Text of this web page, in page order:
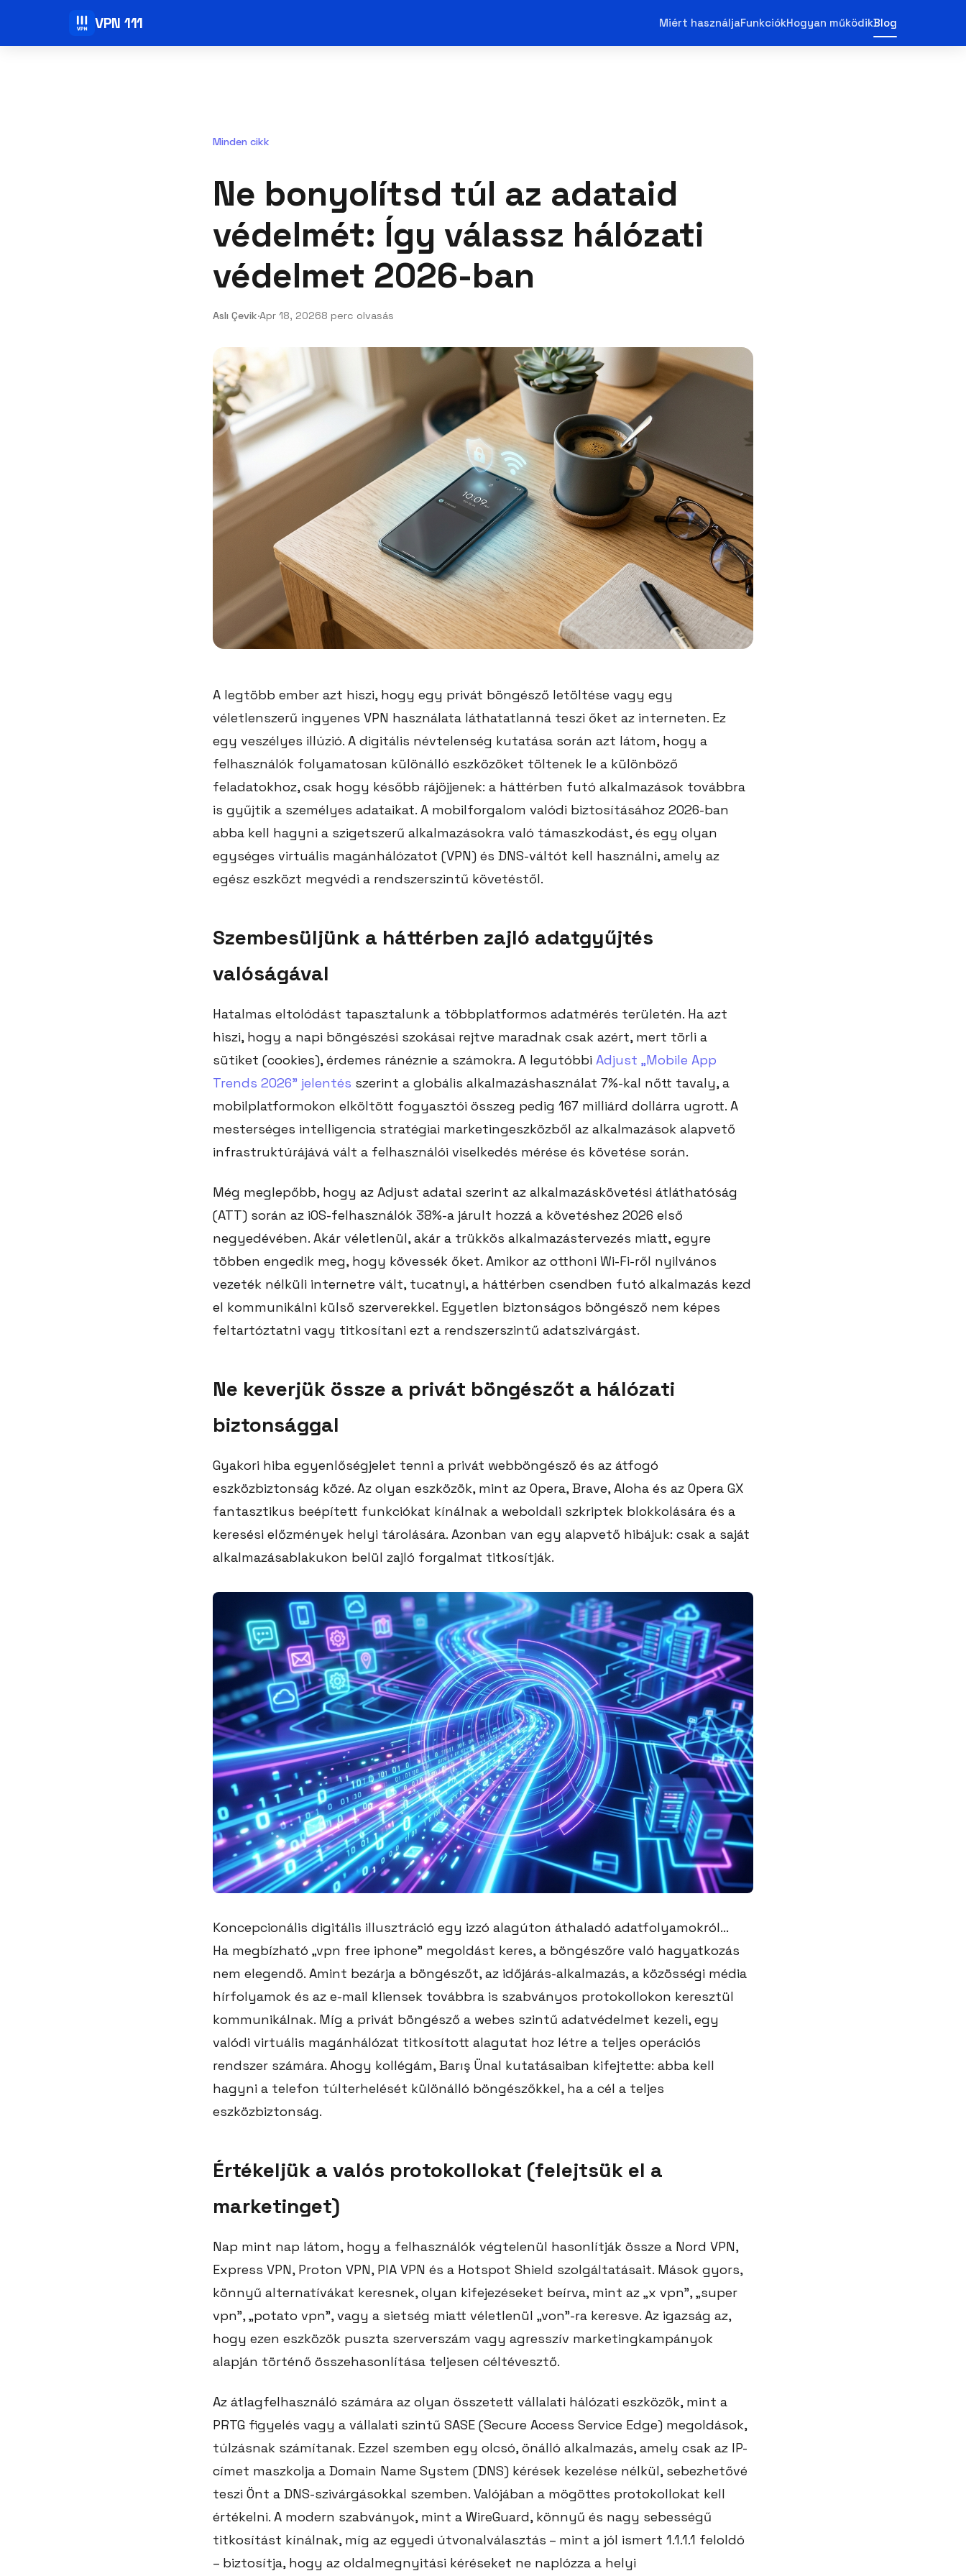
VPN 111 Miért használjaFunkciókHogyan működikBlog
Minden cikk
Ne bonyolítsd túl az adataid
védelmét: Így válassz hálózati
védelmet 2026-ban
Aslı Çevik·Apr 18, 20268 perc olvasás
A legtöbb ember azt hiszi, hogy egy privát böngésző letöltése vagy egy
véletlenszerű ingyenes VPN használata láthatatlanná teszi őket az interneten. Ez
egy veszélyes illúzió. A digitális névtelenség kutatása során azt látom, hogy a
felhasználók folyamatosan különálló eszközöket töltenek le a különböző
feladatokhoz, csak hogy később rájöjjenek: a háttérben futó alkalmazások továbbra
is gyűjtik a személyes adataikat. A mobilforgalom valódi biztosításához 2026-ban
abba kell hagyni a szigetszerű alkalmazásokra való támaszkodást, és egy olyan
egységes virtuális magánhálózatot (VPN) és DNS-váltót kell használni, amely az
egész eszközt megvédi a rendszerszintű követéstől.
Szembesüljünk a háttérben zajló adatgyűjtés
valóságával
Hatalmas eltolódást tapasztalunk a többplatformos adatmérés területén. Ha azt
hiszi, hogy a napi böngészési szokásai rejtve maradnak csak azért, mert törli a
sütiket (cookies), érdemes ránéznie a számokra. A legutóbbi Adjust „Mobile App
Trends 2026” jelentés szerint a globális alkalmazáshasználat 7%-kal nőtt tavaly, a
mobilplatformokon elköltött fogyasztói összeg pedig 167 milliárd dollárra ugrott. A
mesterséges intelligencia stratégiai marketingeszközből az alkalmazások alapvető
infrastruktúrájává vált a felhasználói viselkedés mérése és követése során.
Még meglepőbb, hogy az Adjust adatai szerint az alkalmazáskövetési átláthatóság
(ATT) során az iOS-felhasználók 38%-a járult hozzá a követéshez 2026 első
negyedévében. Akár véletlenül, akár a trükkös alkalmazástervezés miatt, egyre
többen engedik meg, hogy kövessék őket. Amikor az otthoni Wi-Fi-ről nyilvános
vezeték nélküli internetre vált, tucatnyi, a háttérben csendben futó alkalmazás kezd
el kommunikálni külső szerverekkel. Egyetlen biztonságos böngésző nem képes
feltartóztatni vagy titkosítani ezt a rendszerszintű adatszivárgást.
Ne keverjük össze a privát böngészőt a hálózati
biztonsággal
Gyakori hiba egyenlőségjelet tenni a privát webböngésző és az átfogó
eszközbiztonság közé. Az olyan eszközök, mint az Opera, Brave, Aloha és az Opera GX
fantasztikus beépített funkciókat kínálnak a weboldali szkriptek blokkolására és a
keresési előzmények helyi tárolására. Azonban van egy alapvető hibájuk: csak a saját
alkalmazásablakukon belül zajló forgalmat titkosítják.
Koncepcionális digitális illusztráció egy izzó alagúton áthaladó adatfolyamokról...
Ha megbízható „vpn free iphone” megoldást keres, a böngészőre való hagyatkozás
nem elegendő. Amint bezárja a böngészőt, az időjárás-alkalmazás, a közösségi média
hírfolyamok és az e-mail kliensek továbbra is szabványos protokollokon keresztül
kommunikálnak. Míg a privát böngésző a webes szintű adatvédelmet kezeli, egy
valódi virtuális magánhálózat titkosított alagutat hoz létre a teljes operációs
rendszer számára. Ahogy kollégám, Barış Ünal kutatásaiban kifejtette: abba kell
hagyni a telefon túlterhelését különálló böngészőkkel, ha a cél a teljes
eszközbiztonság.
Értékeljük a valós protokollokat (felejtsük el a
marketinget)
Nap mint nap látom, hogy a felhasználók végtelenül hasonlítják össze a Nord VPN,
Express VPN, Proton VPN, PIA VPN és a Hotspot Shield szolgáltatásait. Mások gyors,
könnyű alternatívákat keresnek, olyan kifejezéseket beírva, mint az „x vpn”, „super
vpn”, „potato vpn”, vagy a sietség miatt véletlenül „von”-ra keresve. Az igazság az,
hogy ezen eszközök puszta szerverszám vagy agresszív marketingkampányok
alapján történő összehasonlítása teljesen céltévesztő.
Az átlagfelhasználó számára az olyan összetett vállalati hálózati eszközök, mint a
PRTG figyelés vagy a vállalati szintű SASE (Secure Access Service Edge) megoldások,
túlzásnak számítanak. Ezzel szemben egy olcsó, önálló alkalmazás, amely csak az IP-
címet maszkolja a Domain Name System (DNS) kérések kezelése nélkül, sebezhetővé
teszi Önt a DNS-szivárgásokkal szemben. Valójában a mögöttes protokollokat kell
értékelni. A modern szabványok, mint a WireGuard, könnyű és nagy sebességű
titkosítást kínálnak, míg az egyedi útvonalválasztás – mint a jól ismert 1.1.1.1 feloldó
– biztosítja, hogy az oldalmegnyitási kéréseket ne naplózza a helyi